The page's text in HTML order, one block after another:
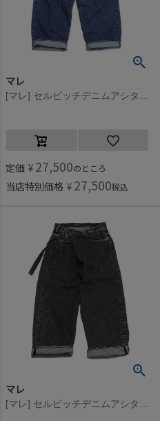
マレ
定価 ¥ 27,500のところ
当店特別価格 ¥ 27,500税込
マレ